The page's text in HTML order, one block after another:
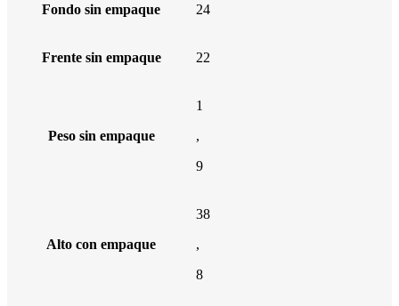
Fondo sin empaque 24
Frente sin empaque 22
Peso sin empaque
1
,
9
Alto con empaque
38
,
8